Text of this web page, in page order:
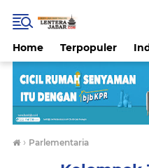
Home Terpopuler
› Parlementaria